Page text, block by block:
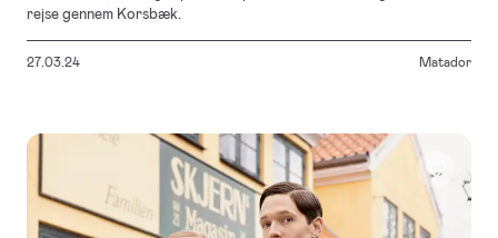
rejse gennem Korsbæk.
27.03.24 Matador